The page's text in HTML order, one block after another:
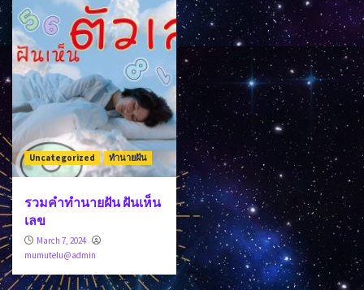
Uncategorized ทำนายฝัน
รวมคำทำนายฝัน ฝันเห็น
เลข
March 7, 2024
mumutelu@admin